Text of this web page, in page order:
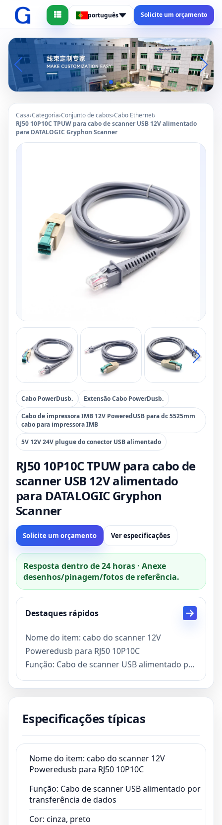
português Solicite um orçamento
Casa›Categoria›Conjunto de cabos›Cabo Ethernet›
RJ50 10P10C TPUW para cabo de scanner USB 12V alimentado
para DATALOGIC Gryphon Scanner
Cabo PowerDusb. Extensão Cabo PowerDusb.
Cabo de impressora IMB 12V PoweredUSB para dc 5525mm
cabo para impressora IMB
5V 12V 24V plugue do conector USB alimentado
RJ50 10P10C TPUW para cabo de
scanner USB 12V alimentado
para DATALOGIC Gryphon
Scanner
Solicite um orçamento Ver especificações
Resposta dentro de 24 horas · Anexe
desenhos/pinagem/fotos de referência.
Destaques rápidos
Nome do item: cabo do scanner 12V
Poweredusb para RJ50 10P10C
Função: Cabo de scanner USB alimentado por
transferência de dados
Cor: cinza, preto
em massa 15 dias
crédito
Certificado: ISO13485,CE,ROHS,FCC
Especificações típicas
Nome do item: cabo do scanner 12V
Poweredusb para RJ50 10P10C
Função: Cabo de scanner USB alimentado por
transferência de dados
Cor: cinza, preto